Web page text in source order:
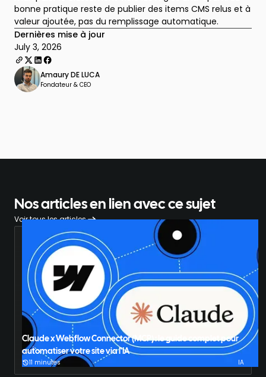
bonne pratique reste de publier des items CMS relus et à
valeur ajoutée, pas du remplissage automatique.
Dernières mise à jour
July 3, 2026
Amaury DE LUCA
Fondateur & CEO
Nos articles en lien avec ce sujet
Voir tous les articles
Claude x Webflow Connector (MCP) : le guide complet pour
automatiser votre site via l'IA
11 minutes IA